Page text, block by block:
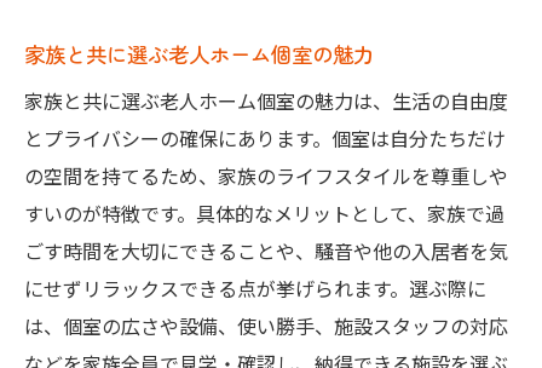
家族と共に選ぶ老人ホーム個室の魅力
家族と共に選ぶ老人ホーム個室の魅力は、生活の自由度
とプライバシーの確保にあります。個室は自分たちだけ
の空間を持てるため、家族のライフスタイルを尊重しや
すいのが特徴です。具体的なメリットとして、家族で過
ごす時間を大切にできることや、騒音や他の入居者を気
にせずリラックスできる点が挙げられます。選ぶ際に
は、個室の広さや設備、使い勝手、施設スタッフの対応